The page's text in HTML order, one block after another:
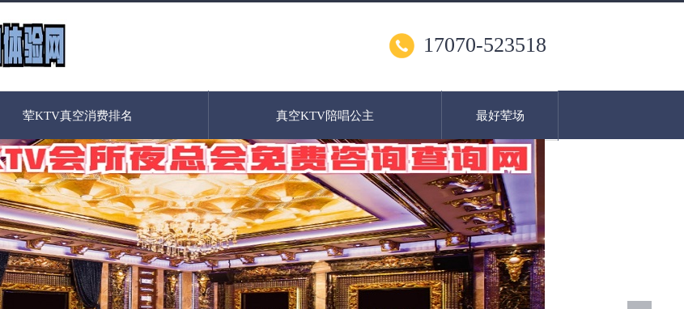
17070-523518
荤KTV真空消费排名 真空KTV陪唱公主 最好荤场